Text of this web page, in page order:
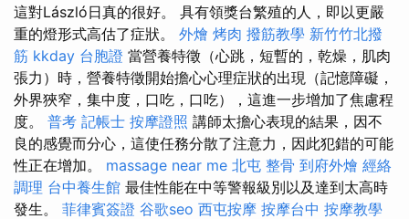
這對László日真的很好。 具有領獎台繁殖的人，即以更嚴
重的燈形式高估了症狀。 外燴 烤肉 撥筋教學 新竹竹北撥
筋 kkday 台胞證 當營養特徵（心跳，短暫的，乾燥，肌肉
張力）時，營養特徵開始擔心心理症狀的出現（記憶障礙，
外界狹窄，集中度，口吃，口吃），這進一步增加了焦慮程
度。 普考 記帳士 按摩證照 講師太擔心表現的結果，因不
良的感覺而分心，這使任務分散了注意力，因此犯錯的可能
性正在增加。 massage near me 北屯 整骨 到府外燴 經絡
調理 台中養生館 最佳性能在中等警報級別以及達到太高時
發生。 菲律賓簽證 谷歌seo 西屯按摩 按摩台中 按摩教學